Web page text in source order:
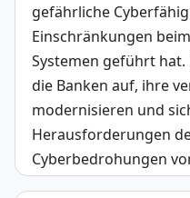
gefährliche
Einschränkungen
Systemen geführt
die Banken auf, ihre
modernisieren und
Herausforderungen
Cyberbedrohungen